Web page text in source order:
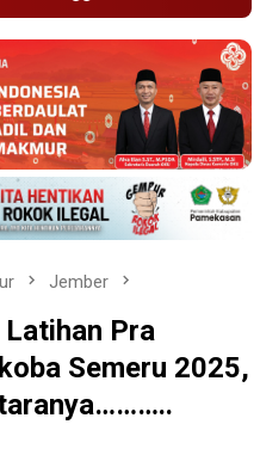
Jember
Pra
Semeru 2025,